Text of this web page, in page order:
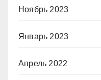
Ноябрь 2023
Январь 2023
Апрель 2022